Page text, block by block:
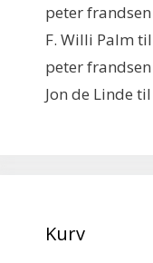
peter frandsen
F. Willi Palm til
peter frandsen
Jon de Linde til
Kurv